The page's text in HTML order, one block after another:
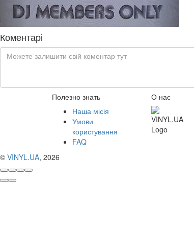
Коментарі
Полезно знать
Наша місія
Умови
користування
FAQ
О нас
© VINYL.UA, 2026